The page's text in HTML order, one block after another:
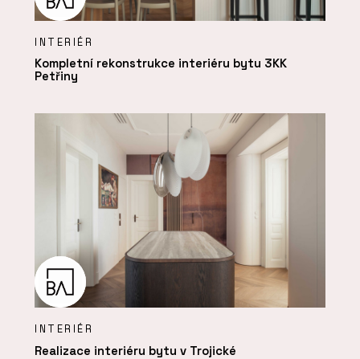
INTERIÉR
Kompletní rekonstrukce interiéru bytu 3KK
Petřiny
INTERIÉR
Realizace interiéru bytu v Trojické